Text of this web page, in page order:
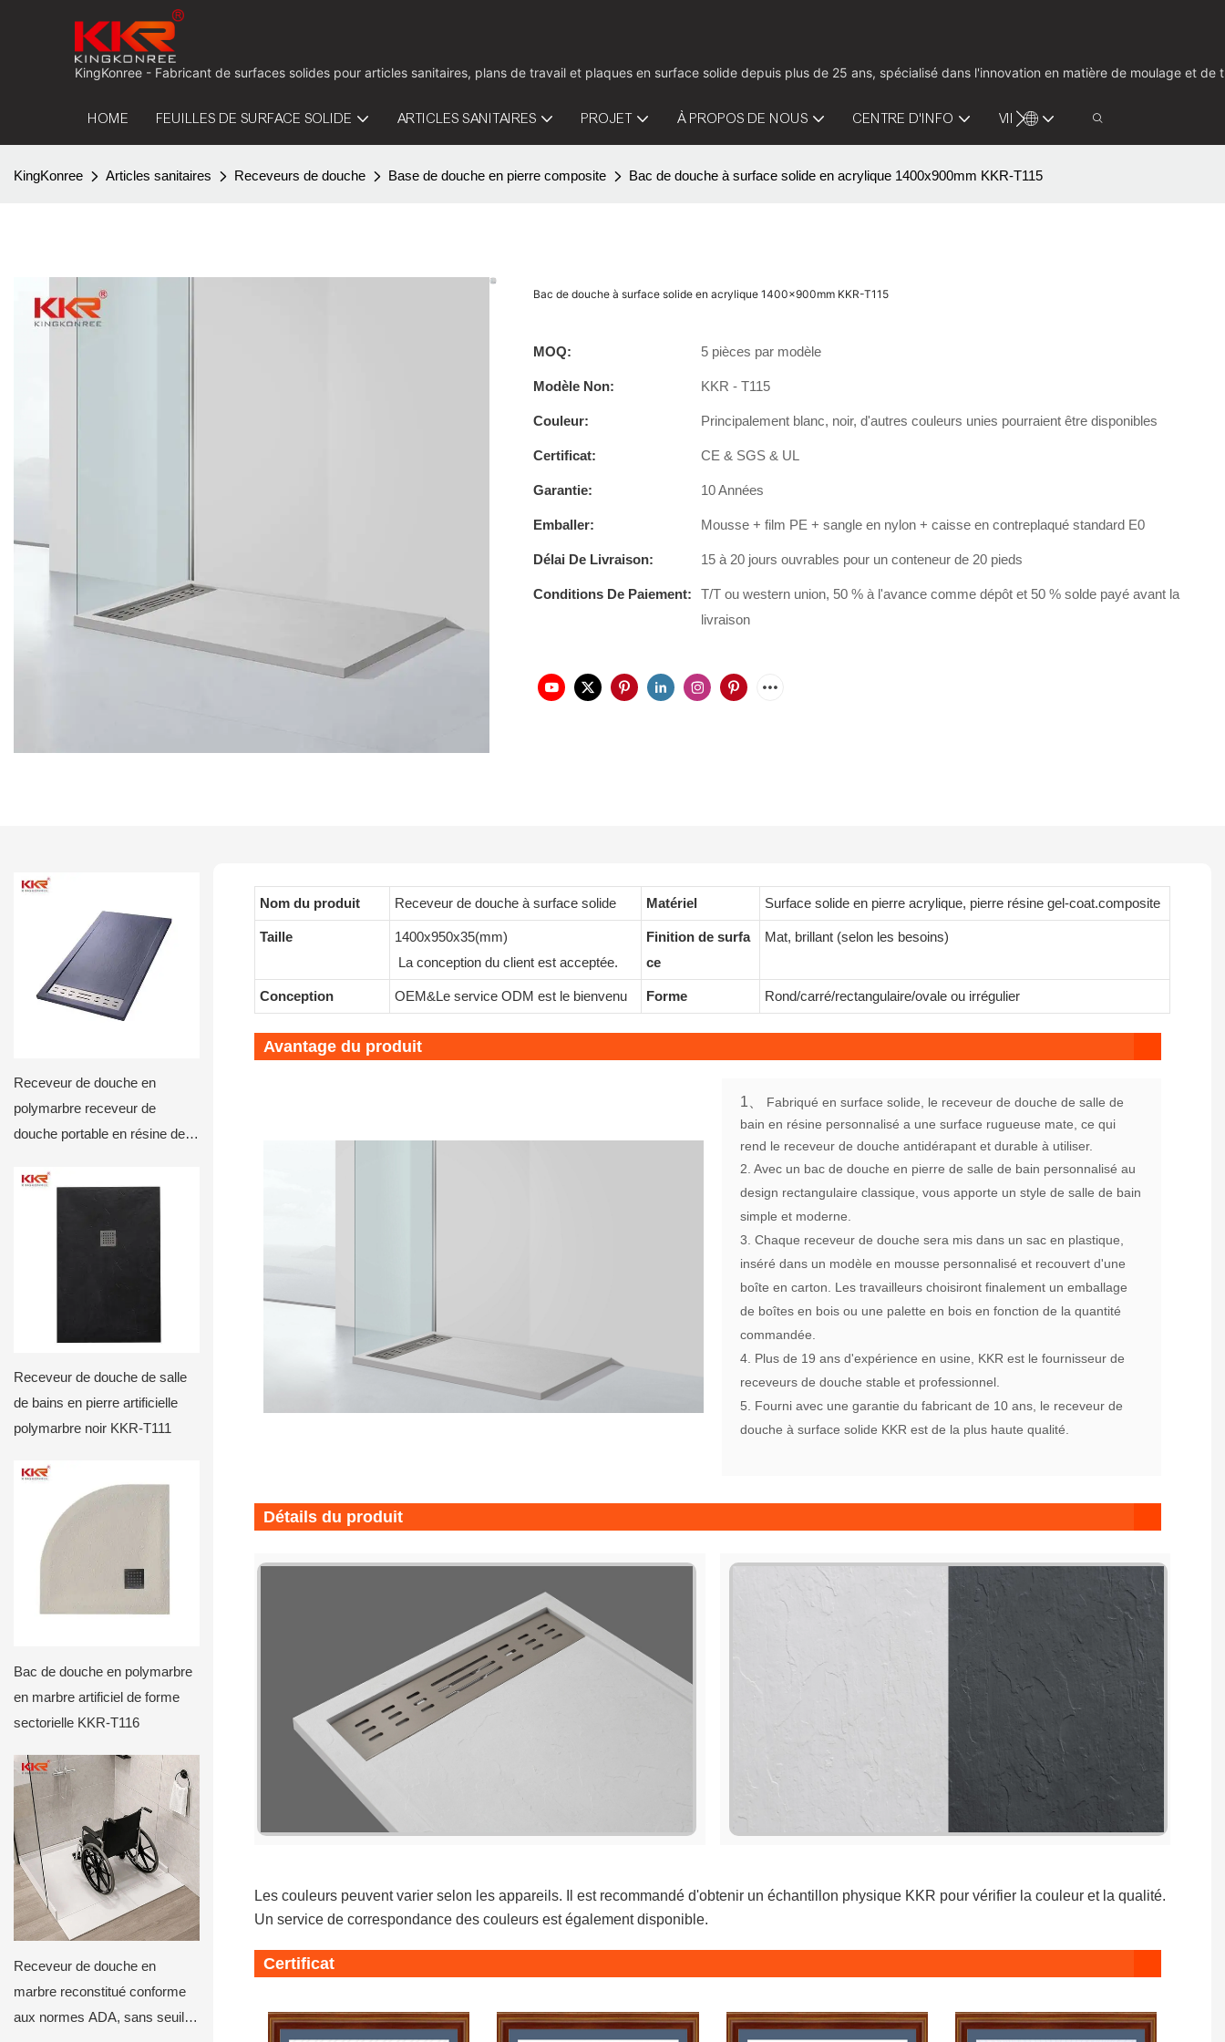
KingKonree - Fabricant de surfaces solides pour articles sanitaires, plans de travail et plaques en surface solide depuis plus de 25 ans, spécialisé dans l'innovation en matière de moulage et de
HOME FEUILLES DE SURFACE SOLIDE ARTICLES SANITAIRES PROJET À PROPOS DE NOUS CENTRE D'INFO VIDÉO CONTACTEZ-NOUS
KingKonree Articles sanitaires Receveurs de douche Base de douche en pierre composite Bac de douche à surface solide en acrylique 1400x900mm KKR-T115
Bac de douche à surface solide en acrylique 1400x900mm KKR-T115
MOQ: 5 pièces par modèle
Modèle Non: KKR - T115
Couleur: Principalement blanc, noir, d'autres couleurs unies pourraient être disponibles
Certificat: CE & SGS & UL
Garantie: 10 Années
Emballer: Mousse + film PE + sangle en nylon + caisse en contreplaqué standard E0
Délai De Livraison: 15 à 20 jours ouvrables pour un conteneur de 20 pieds
Conditions De Paiement:
T/T ou western union, 50 % à l'avance comme dépôt et 50 % solde payé avant la
livraison
Receveur de douche en
polymarbre receveur de
douche portable en résine de
Receveur de douche de salle
de bains en pierre artificielle
polymarbre noir KKR-T111
Bac de douche en polymarbre
en marbre artificiel de forme
sectorielle KKR-T116
Receveur de douche en
marbre reconstitué conforme
aux normes ADA, sans seuil,
Nom du produit Receveur de douche à surface solide Matériel Surface solide en pierre acrylique, pierre résine gel-coat.composite
Taille
1400x950x35(mm)
La conception du client est acceptée.
Finition de surfa
ce
Mat, brillant (selon les besoins)
Conception OEM&Le service ODM est le bienvenu Forme Rond/carré/rectangulaire/ovale ou irrégulier
Avantage du produit
1、
Fabriqué en surface solide, le receveur de douche de salle de
bain en résine personnalisé a une surface rugueuse mate, ce qui
rend le receveur de douche antidérapant et durable à utiliser.
2. Avec un bac de douche en pierre de salle de bain personnalisé au
design rectangulaire classique, vous apporte un style de salle de bain
simple et moderne.
3. Chaque receveur de douche sera mis dans un sac en plastique,
inséré dans un modèle en mousse personnalisé et recouvert d'une
boîte en carton. Les travailleurs choisiront finalement un emballage
de boîtes en bois ou une palette en bois en fonction de la quantité
commandée.
4. Plus de 19 ans d'expérience en usine, KKR est le fournisseur de
receveurs de douche stable et professionnel.
5. Fourni avec une garantie du fabricant de 10 ans, le receveur de
douche à surface solide KKR est de la plus haute qualité.
Détails du produit
Les couleurs peuvent varier selon les appareils. Il est recommandé d'obtenir un échantillon physique KKR pour vérifier la couleur et la qualité.
Un service de correspondance des couleurs est également disponible.
Certificat